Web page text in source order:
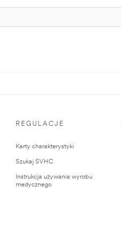
REGULACJE
Karty charakterystyki
Szukaj SVHC
Instrukcja używania wyrobu
medycznego